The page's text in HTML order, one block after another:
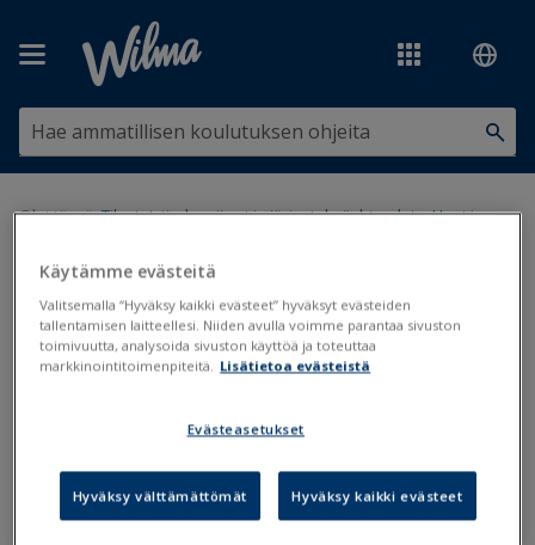
Olet tässä:Tilastot, tiedonsiirrot ja järjestelmäyhteydet>Haut ja
Päivämäärähaut
Haut
Päivämäärähauilla etsitään tapahtumia joko tietyltä päivältä tai
aikaväliltä. Tapahtumat voivat olla suorituksia (arvosanoja),
poissaoloja, läsnäolevaksi ilmoittautumisia tai vaikkapa
Käytämme evästeitä
Valitsemalla “Hyväksy kaikki evästeet” hyväksyt evästeiden
tallentamisen laitteellesi. Niiden avulla voimme parantaa sivuston
toimivuutta, analysoida sivuston käyttöä ja toteuttaa
markkinointitoimenpiteitä. Lisätietoa evästeistä
Evästeasetukset
Hyväksy välttämättömät Hyväksy kaikki evästeet